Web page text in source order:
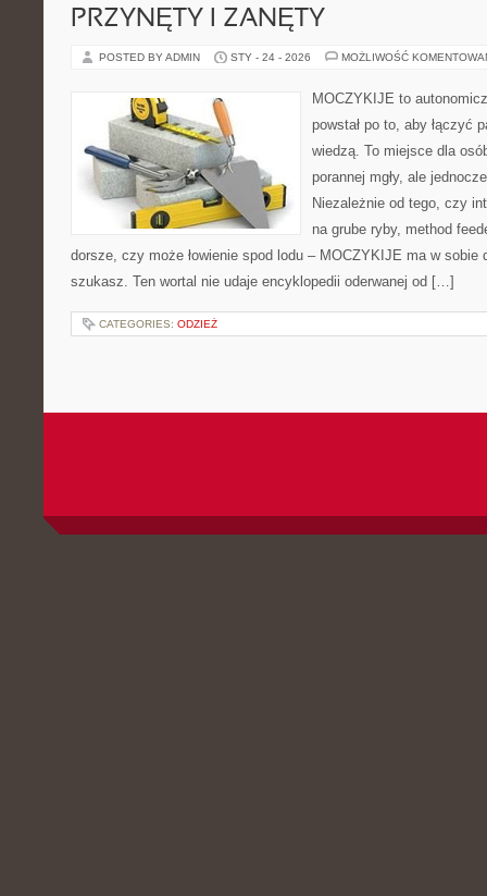
PRZYNĘTY I ZANĘTY
POSTED BY ADMIN STY - 24 - 2026 MOŻLIWOŚĆ
MOCZYKIJE to
powstał po to, aby łączyć
wiedzą. To miejsce dla
porannej mgły, ale
Niezależnie od tego, czy
na grube ryby, method
dorsze, czy może łowienie spod lodu – MOCZYKIJE ma w sobie
szukasz. Ten wortal nie udaje encyklopedii oderwanej od […]
CATEGORIES: ODZIEŻ